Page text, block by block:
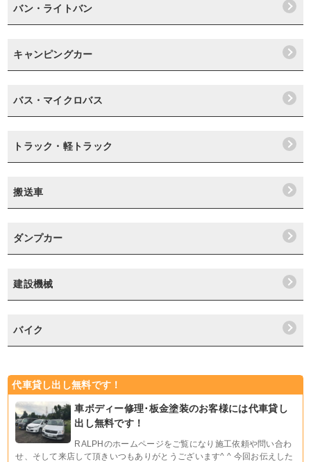
バン・ライトバン
キャンピングカー
バス・マイクロバス
トラック・軽トラック
搬送車
ダンプカー
建設機械
バイク
代車貸し出し無料です！
車ボディー修理･板金塗装のお客様には代車貸し
出し無料です！
RALPHのホームページをご覧になり施工依頼や問い合わ
せ、そして来店して頂きいつもありがとうございます^ ^ 今回お伝えした